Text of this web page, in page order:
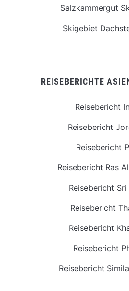
Salzkammergut
Skigebiet
REISEBERICHTE
Reisebericht
Reisebericht
Reisebericht
Reisebericht Ras
Reisebericht Sri
Reisebericht
Reisebericht
Reisebericht
Reisebericht